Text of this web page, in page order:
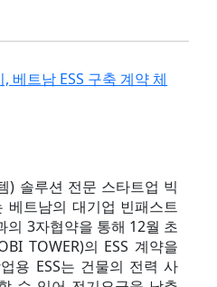
베트남 ESS 구축 계약 체
) 솔루션 전문 스타트업 빅
베트남의 대기업 빈패스트
의 3자협약을 통해 12월 초
TOWER)의 ESS 계약을
용 ESS는 건물의 전력 사